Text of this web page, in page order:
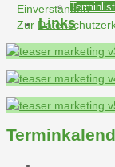
Links
Einverstanden
Zur